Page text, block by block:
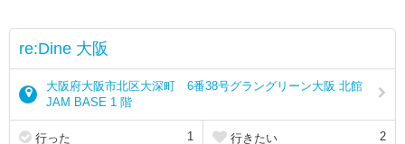
re:Dine 大阪
大阪府大阪市北区大深町 6番38号グラングリーン大阪 北館
JAM BASE 1 階
行った 1 行きたい 2